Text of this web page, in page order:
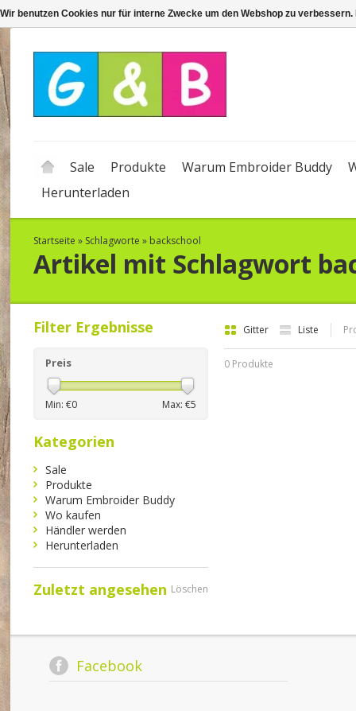
Sale Produkte Warum Embroider Buddy
Herunterladen
Startseite » Schlagworte » backschool
Artikel mit Schlagwort
Gitter Liste
0 Produkte
Filter Ergebnisse
Preis
Min: €0 Max: €5
Kategorien
Sale
Produkte
Warum Embroider Buddy
Wo kaufen
Händler werden
Herunterladen
Zuletzt angesehen Löschen
Facebook
Wir benutzen Cookies nur für interne Zwecke um den Webshop zu